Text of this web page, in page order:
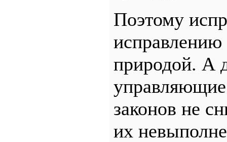
Поэтому
исправлению
природой. А
законов не
их